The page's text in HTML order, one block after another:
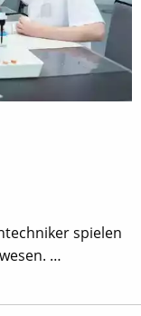
spielen
…